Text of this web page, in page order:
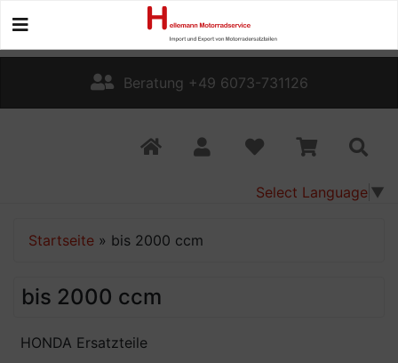
Beratung +49 6073-731126
Select Language ▼
Startseite » bis 2000 ccm
bis 2000 ccm
HONDA Ersatzteile